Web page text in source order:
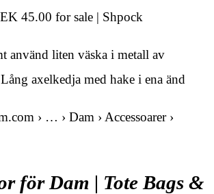
45.00 for sale | Shpock
använd liten väska i metall av
axelkedja med hake i ena änd
› … › Dam › Accessoarer ›
för Dam | Tote Bags &